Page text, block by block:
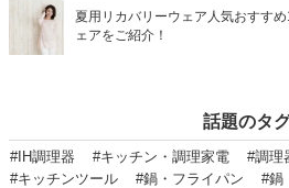
夏用リカバリーウェア人気おすす
ェアをご紹介！
話題のタ
#IH調理器 #キッチン・調理家電 #調理
#キッチンツール
#鍋・フライパン #鍋